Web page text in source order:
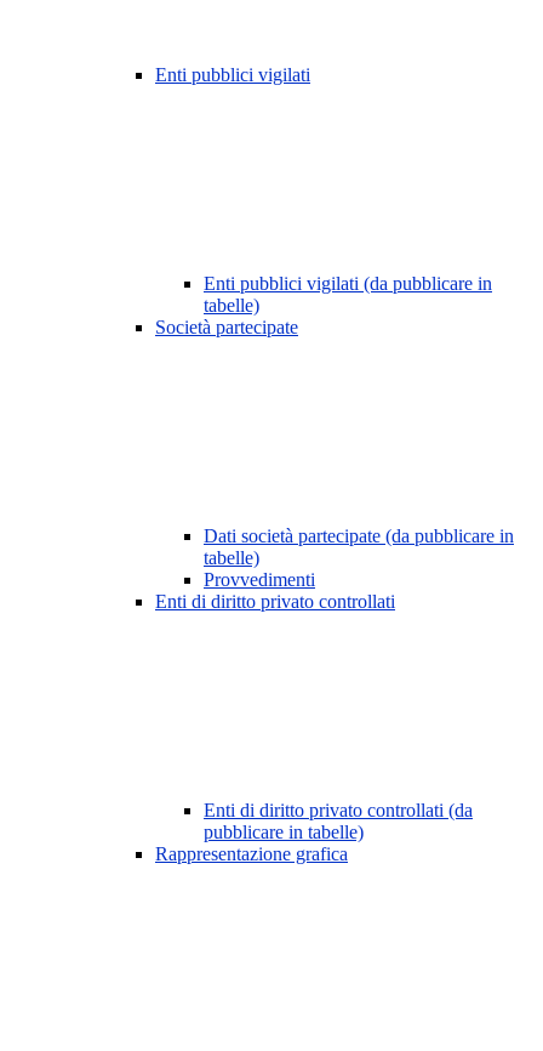
Enti pubblici vigilati
Enti pubblici vigilati (da pubblicare in
tabelle)
Società partecipate
Dati società partecipate (da pubblicare in
tabelle)
Provvedimenti
Enti di diritto privato controllati
Enti di diritto privato controllati (da
pubblicare in tabelle)
Rappresentazione grafica